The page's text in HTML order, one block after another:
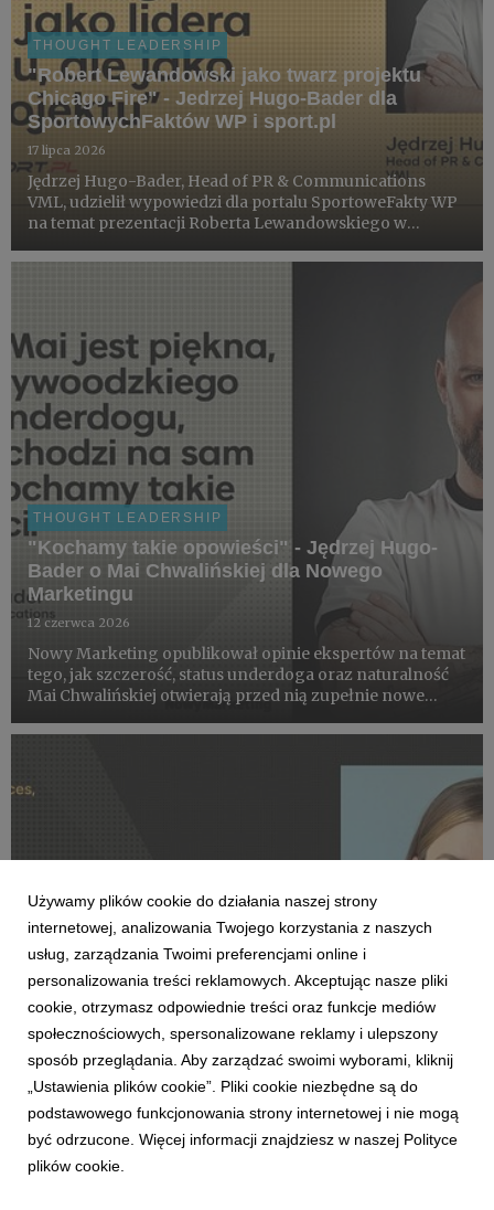
THOUGHT LEADERSHIP
"Robert Lewandowski jako twarz projektu
Chicago Fire" - Jedrzej Hugo-Bader dla
SportowychFaktów WP i sport.pl
17 lipca 2026
Jędrzej Hugo-Bader, Head of PR & Communications
VML, udzielił wypowiedzi dla portalu SportoweFakty WP
na temat prezentacji Roberta Lewandowskiego w
na portalu sport.pl, również z oceną Jędrzeja Hugo-
THOUGHT LEADERSHIP
"Kochamy takie opowieści" - Jędrzej Hugo-
Bader o Mai Chwalińskiej dla Nowego
Marketingu
12 czerwca 2026
Nowy Marketing opublikował opinie ekspertów na temat
tego, jak szczerość, status underdoga oraz naturalność
Mai Chwalińskiej otwierają przed nią zupełnie nowe
sukcesie na kortach Rolanda Garrosa.
THOUGHT LEADERSHIP
Paula Sołtysiak w jury Effie Awards Poland
29 maja 2026
Paula Sołtysiak, Strategy Director w VML, została
wybrana do jury Effie Awards Poland 2026. Będzie
oceniała prace zgłoszone w grupie VI, czyli w
Używamy plików cookie do działania naszej strony
internetowej, analizowania Twojego korzystania z naszych
usług, zarządzania Twoimi preferencjami online i
personalizowania treści reklamowych. Akceptując nasze pliki
cookie, otrzymasz odpowiednie treści oraz funkcje mediów
społecznościowych, spersonalizowane reklamy i ulepszony
sposób przeglądania. Aby zarządzać swoimi wyborami, kliknij
„Ustawienia plików cookie”. Pliki cookie niezbędne są do
podstawowego funkcjonowania strony internetowej i nie mogą
być odrzucone. Więcej informacji znajdziesz w naszej Polityce
plików cookie.